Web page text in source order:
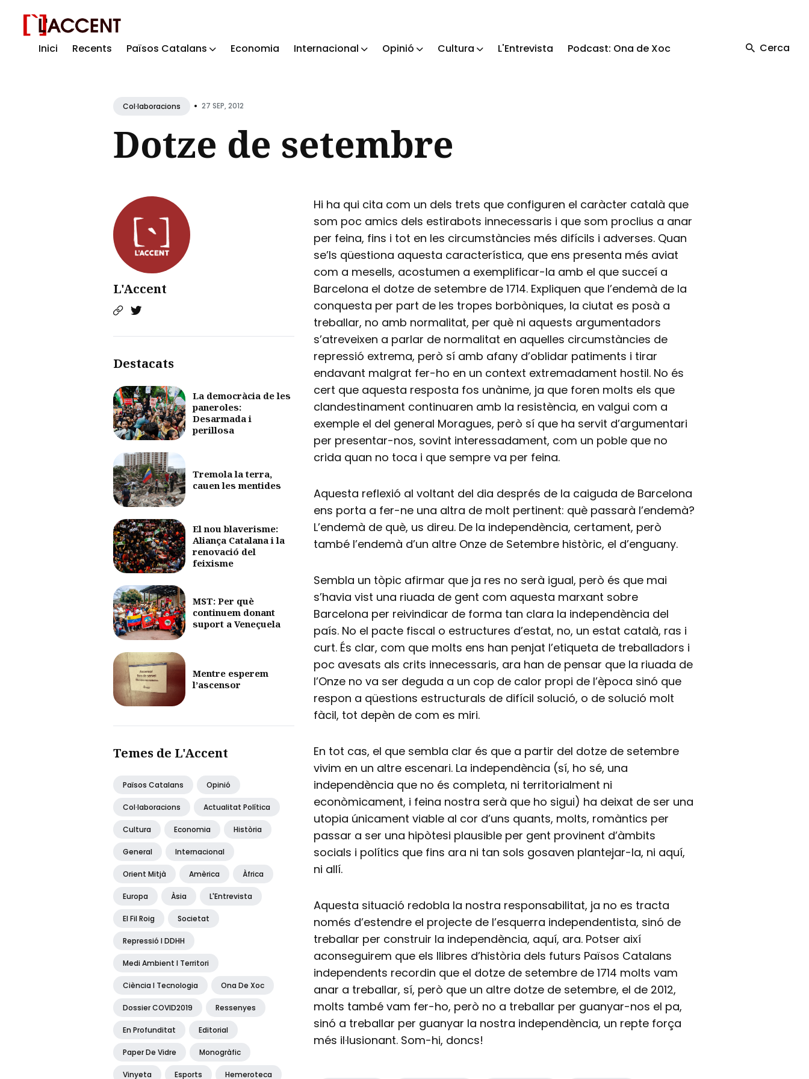
Inici Recents Països Catalans Economia Internacional Opinió Cultura L'Entrevista Podcast: Ona de Xoc Cerca
Blog
Col·laboracions • 27 SEP, 2012
Dotze de setembre
L'Accent
Destacats
La democràcia de les
paneroles:
Desarmada i
perillosa
Tremola la terra,
cauen les mentides
El nou blaverisme:
Aliança Catalana i la
renovació del
feixisme
MST: Per què
continuem donant
suport a Veneçuela
Mentre esperem
l’ascensor
Temes de L'Accent
Països Catalans Opinió
Col·laboracions Actualitat Política
Cultura Economia Història
General Internacional
Orient Mitjà Amèrica Àfrica
Europa Àsia L'Entrevista
El Fil Roig Societat
Repressió I DDHH
Medi Ambient I Territori
Ciència I Tecnologia Ona De Xoc
Dossier COVID2019 Ressenyes
En Profunditat Editorial
Paper De Vidre Monogràfic
Vinyeta Esports Hemeroteca
Hi ha qui cita com un dels trets que configuren el caràcter català que
som poc amics dels estirabots innecessaris i que som proclius a anar
per feina, fins i tot en les circumstàncies més difícils i adverses. Quan
se’ls qüestiona aquesta característica, que ens presenta més aviat
com a mesells, acostumen a exemplificar-la amb el que succeí a
Barcelona el dotze de setembre de 1714. Expliquen que l’endemà de la
conquesta per part de les tropes borbòniques, la ciutat es posà a
treballar, no amb normalitat, per què ni aquests argumentadors
s’atreveixen a parlar de normalitat en aquelles circumstàncies de
repressió extrema, però sí amb afany d’oblidar patiments i tirar
endavant malgrat fer-ho en un context extremadament hostil. No és
cert que aquesta resposta fos unànime, ja que foren molts els que
clandestinament continuaren amb la resistència, en valgui com a
exemple el del general Moragues, però sí que ha servit d’argumentari
per presentar-nos, sovint interessadament, com un poble que no
crida quan no toca i que sempre va per feina.
Aquesta reflexió al voltant del dia després de la caiguda de Barcelona
ens porta a fer-ne una altra de molt pertinent: què passarà l’endemà?
L’endemà de què, us direu. De la independència, certament, però
també l’endemà d’un altre Onze de Setembre històric, el d’enguany.
Sembla un tòpic afirmar que ja res no serà igual, però és que mai
s’havia vist una riuada de gent com aquesta marxant sobre
Barcelona per reivindicar de forma tan clara la independència del
país. No el pacte fiscal o estructures d’estat, no, un estat català, ras i
curt. És clar, com que molts ens han penjat l’etiqueta de treballadors i
poc avesats als crits innecessaris, ara han de pensar que la riuada de
l’Onze no va ser deguda a un cop de calor propi de l’època sinó que
respon a qüestions estructurals de difícil solució, o de solució molt
fàcil, tot depèn de com es miri.
En tot cas, el que sembla clar és que a partir del dotze de setembre
vivim en un altre escenari. La independència (sí, ho sé, una
independència que no és completa, ni territorialment ni
econòmicament, i feina nostra serà que ho sigui) ha deixat de ser una
utopia únicament viable al cor d’uns quants, molts, romàntics per
passar a ser una hipòtesi plausible per gent provinent d’àmbits
socials i polítics que fins ara ni tan sols gosaven plantejar-la, ni aquí,
ni allí.
Aquesta situació redobla la nostra responsabilitat, ja no es tracta
només d’estendre el projecte de l’esquerra independentista, sinó de
treballar per construir la independència, aquí, ara. Potser així
aconseguirem que els llibres d’història dels futurs Països Catalans
independents recordin que el dotze de setembre de 1714 molts vam
anar a treballar, sí, però que un altre dotze de setembre, el de 2012,
molts també vam fer-ho, però no a treballar per guanyar-nos el pa,
sinó a treballar per guanyar la nostra independència, un repte força
més il·lusionant. Som-hi, doncs!